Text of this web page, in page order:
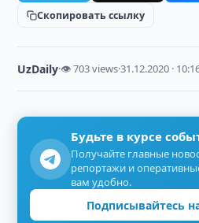
Скопировать ссылку
UzDaily·👁 703 views·31.12.2020 ·
Будьте в курсе
Получайте главные
репортажи и
вам удобно.
Подписывайтесь